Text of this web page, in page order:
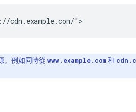
。例如同時從 www.example.com和